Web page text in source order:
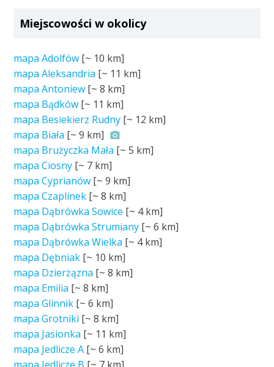
Miejscowości w okolicy
mapa Adolfów [~ 10 km]
mapa Aleksandria [~ 11 km]
mapa Antoniew [~8 km]
mapa Bądków [~ 11 km]
mapa Besiekierz Rudny [~ 12 km]
mapa Biała [~9 km]
mapa Brużyczka Mała [~5 km]
mapa Ciosny [~ 7 km]
mapa Cyprianów [~9 km]
mapa Czaplinek [~8 km]
mapa Dąbrówka Sowice [~ 4 km]
mapa Dąbrówka Strumiany [~6 km]
mapa Dąbrówka Wielka [~ 4 km]
mapa Dębniak [~ 10 km]
mapa Dzierżązna [~8 km]
mapa Emilia [~8 km]
mapa Glinnik [~6 km]
mapa Grotniki [~8 km]
mapa Jasionka [~ 11 km]
mapa Jedlicze A [~6 km]